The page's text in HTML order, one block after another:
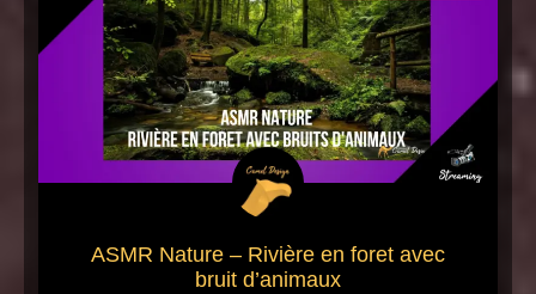
ASMR Nature – Rivière en foret avec
bruit d’animaux